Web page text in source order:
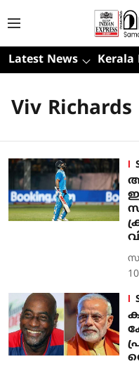
Latest News Kerala
Viv Richards